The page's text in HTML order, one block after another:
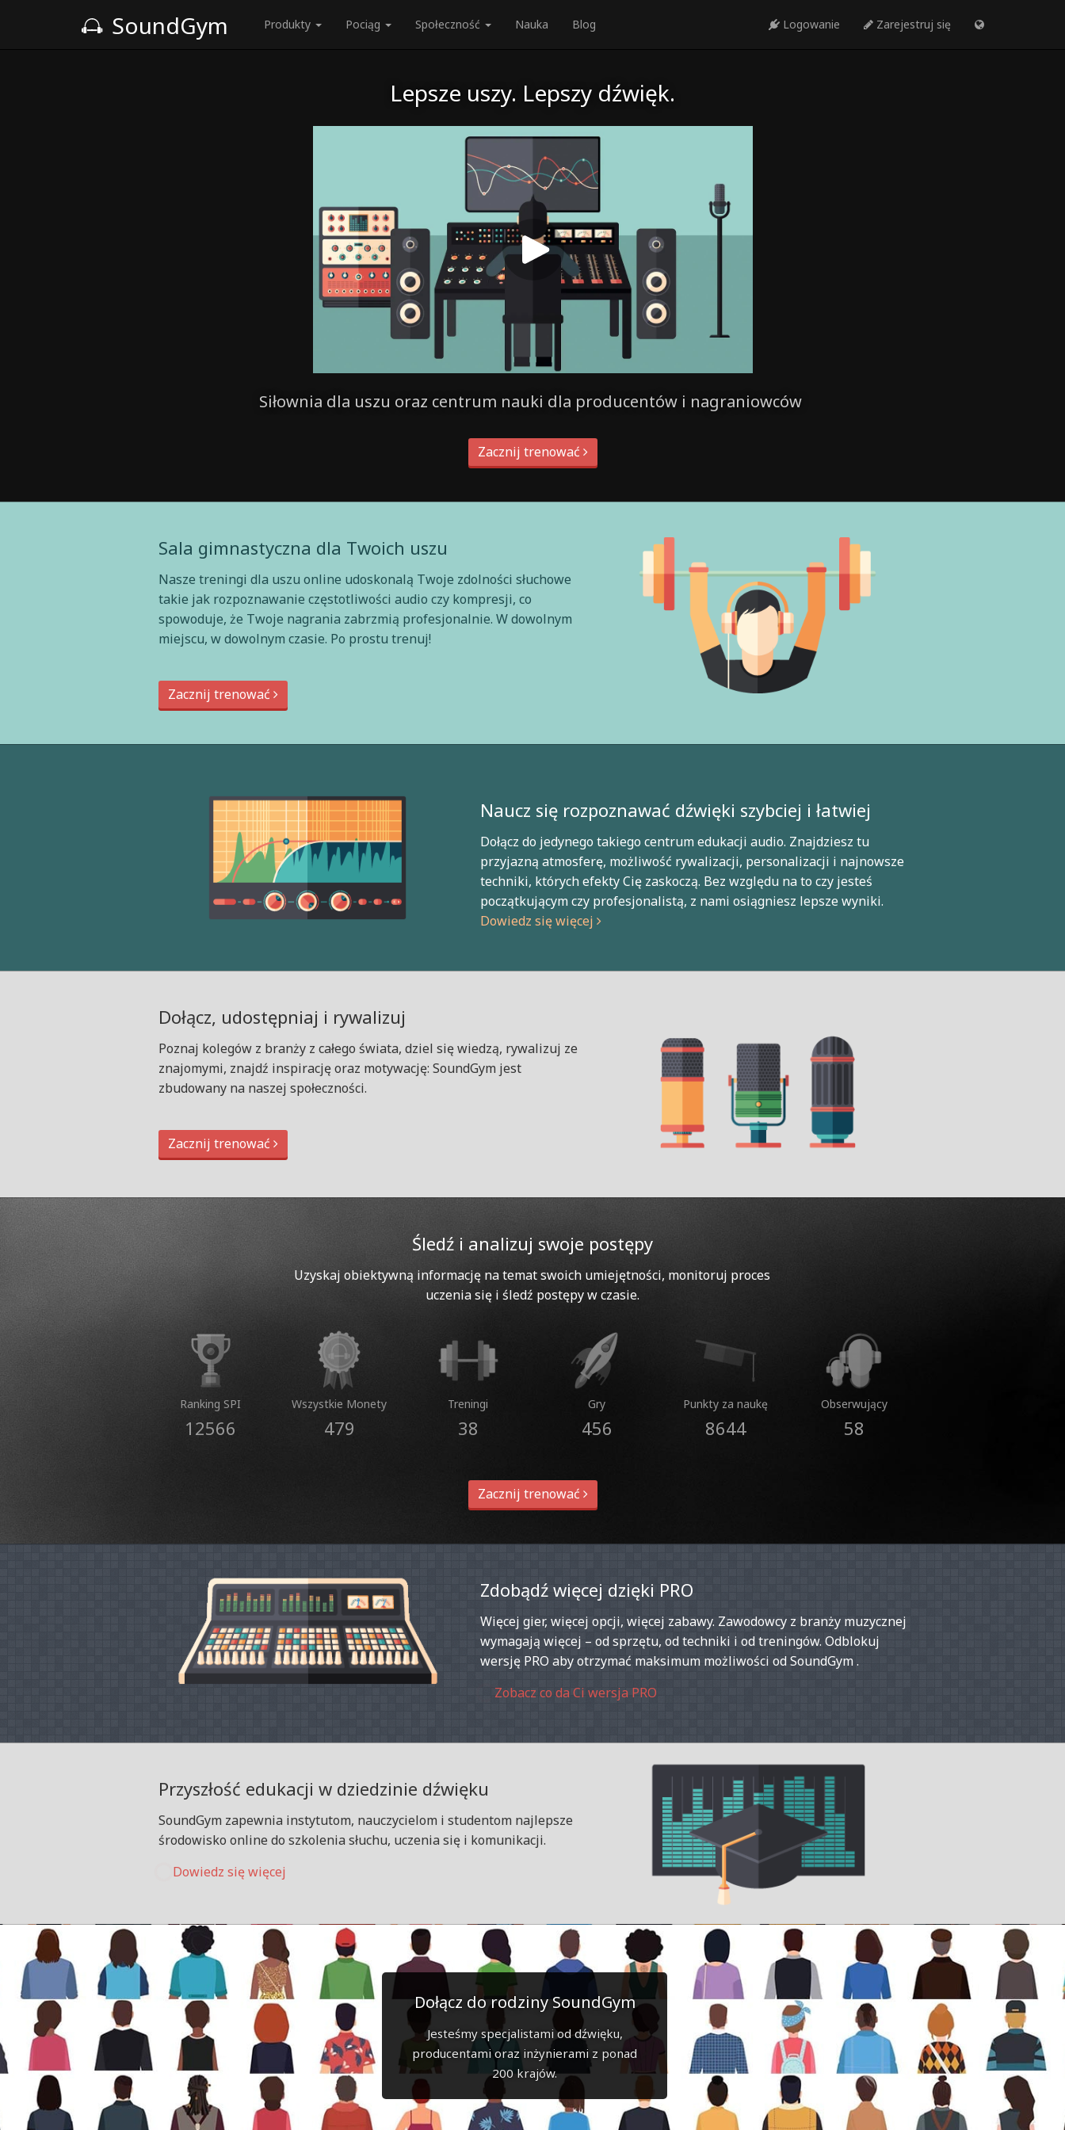
SoundGym Produkty Pociąg Społeczność Nauka Blog Logowanie Zarejestruj się
Lepsze uszy. Lepszy dźwięk.
Siłownia dla uszu oraz centrum nauki dla producentów i nagraniowców
Zacznij trenować
Sala gimnastyczna dla Twoich uszu
Nasze treningi dla uszu online udoskonalą Twoje zdolności słuchowe
takie jak rozpoznawanie częstotliwości audio czy kompresji, co
spowoduje, że Twoje nagrania zabrzmią profesjonalnie. W dowolnym
miejscu, w dowolnym czasie. Po prostu trenuj!
Zacznij trenować
Naucz się rozpoznawać dźwięki szybciej i łatwiej
Dołącz do jedynego takiego centrum edukacji audio. Znajdziesz tu
przyjazną atmosferę, możliwość rywalizacji, personalizacji i najnowsze
techniki, których efekty Cię zaskoczą. Bez względu na to czy jesteś
początkującym czy profesjonalistą, z nami osiągniesz lepsze wyniki.
Dowiedz się więcej
Dołącz, udostępniaj i rywalizuj
Poznaj kolegów z branży z całego świata, dziel się wiedzą, rywalizuj ze
znajomymi, znajdź inspirację oraz motywację: SoundGym jest
zbudowany na naszej społeczności.
Zacznij trenować
Śledź i analizuj swoje postępy
Uzyskaj obiektywną informację na temat swoich umiejętności, monitoruj proces
uczenia się i śledź postępy w czasie.
Ranking SPI
12566
Wszystkie Monety
479
Treningi
38
Gry
456
Punkty za naukę
8644
Obserwujący
58
Zacznij trenować
Zdobądź więcej dzięki PRO
Więcej gier, więcej opcji, więcej zabawy. Zawodowcy z branży muzycznej
wymagają więcej – od sprzętu, od techniki i od treningów. Odblokuj
wersję PRO aby otrzymać maksimum możliwości od SoundGym .
Zobacz co da Ci wersja PRO
Przyszłość edukacji w dziedzinie dźwięku
SoundGym zapewnia instytutom, nauczycielom i studentom najlepsze
środowisko online do szkolenia słuchu, uczenia się i komunikacji.
Dowiedz się więcej
Dołącz do rodziny SoundGym
Jesteśmy specjalistami od dźwięku,
producentami oraz inżynierami z ponad
200 krajów.